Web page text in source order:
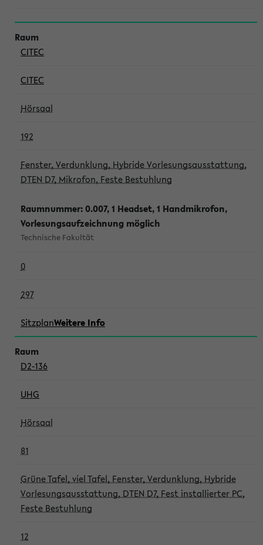
CITEC
CITEC
Hörsaal
192
Fenster, Verdunklung, Hybride Vorlesungsausstattung,
DTEN D7, Mikrofon, Feste Bestuhlung
Raumnummer: 0.007, 1 Headset, 1 Handmikrofon,
Vorlesungsaufzeichnung möglich
Technische Fakultät
0
297
SitzplanWeitere Info
D2-136
UHG
Hörsaal
81
Grüne Tafel, viel Tafel, Fenster, Verdunklung, Hybride
Vorlesungsausstattung, DTEN D7, Fest installierter PC,
Feste Bestuhlung
12